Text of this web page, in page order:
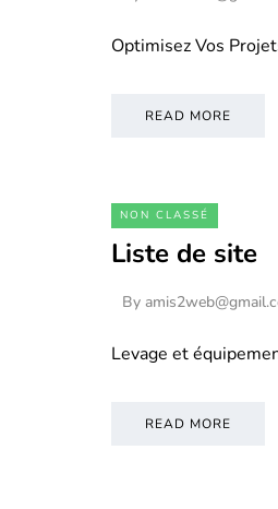
Optimisez Vos
READ MORE
NON CLASSÉ
Liste de site
By
Levage et
READ MORE